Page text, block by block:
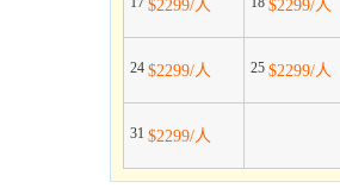
$2299/人 $2299/人
24 $2299/人 25 $2299/人
31 $2299/人